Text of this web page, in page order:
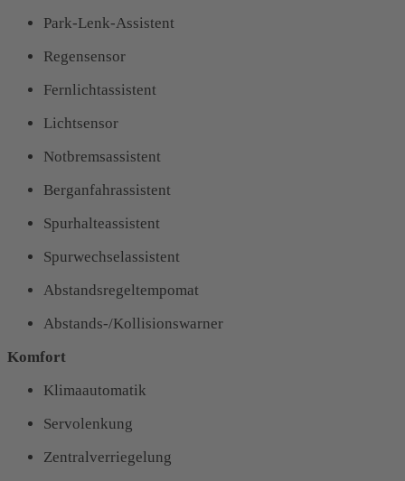
Park-Lenk-Assistent
Regensensor
Fernlichtassistent
Lichtsensor
Notbremsassistent
Berganfahrassistent
Spurhalteassistent
Spurwechselassistent
Abstandsregeltempomat
Abstands-/Kollisionswarner
Komfort
Klimaautomatik
Servolenkung
Zentralverriegelung